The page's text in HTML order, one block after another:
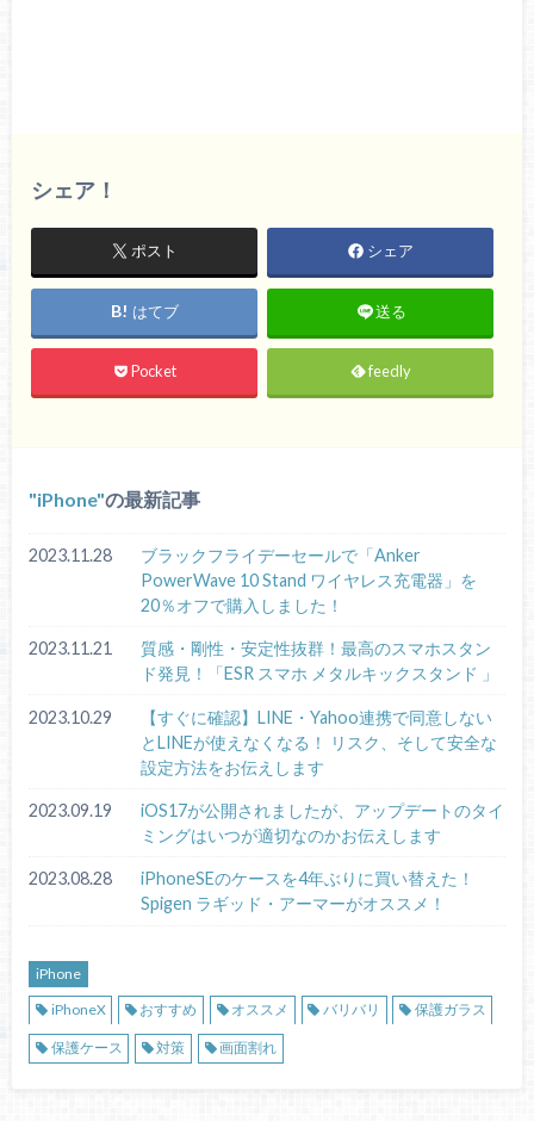
シェア！
ポスト シェア
はてブ 送る
Pocket feedly
iPhone の最新記事
2023.11.28
ブラックフライデーセールで「Anker
PowerWave 10 Stand ワイヤレス充電器」を
20％オフで購入しました！
2023.11.21
質感・剛性・安定性抜群！最高のスマホスタン
ド発見！「ESR スマホ メタルキックスタンド 」
2023.10.29
【すぐに確認】LINE・Yahoo連携で同意しない
とLINEが使えなくなる！ リスク、そして安全な
設定方法をお伝えします
2023.09.19
iOS17が公開されましたが、アップデートのタイ
ミングはいつが適切なのかお伝えします
2023.08.28
iPhoneSEのケースを4年ぶりに買い替えた！
Spigen ラギッド・アーマーがオススメ！
iPhone
iPhoneX
おすすめ オススメ バリバリ 保護ガラス
保護ケース 対策 画面割れ